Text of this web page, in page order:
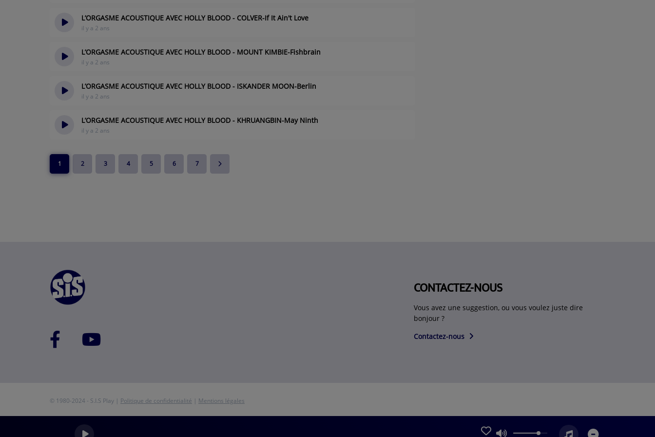
L’ORGASME ACOUSTIQUE AVEC HOLLY BLOOD - COLVER-If It Ain't Love
il y a 2 ans
L’ORGASME ACOUSTIQUE AVEC HOLLY BLOOD - MOUNT KIMBIE-Fishbrain
il y a 2 ans
L’ORGASME ACOUSTIQUE AVEC HOLLY BLOOD - ISKANDER MOON-Berlin
il y a 2 ans
L’ORGASME ACOUSTIQUE AVEC HOLLY BLOOD - KHRUANGBIN-May Ninth
il y a 2 ans
1 2 3 4 5 6 7
CONTACTEZ-NOUS
Vous avez une suggestion, ou vous voulez juste dire
bonjour ?
Contactez-nous
© 1980-2024 - S.I.S Play | Politique de confidentialité | Mentions légales